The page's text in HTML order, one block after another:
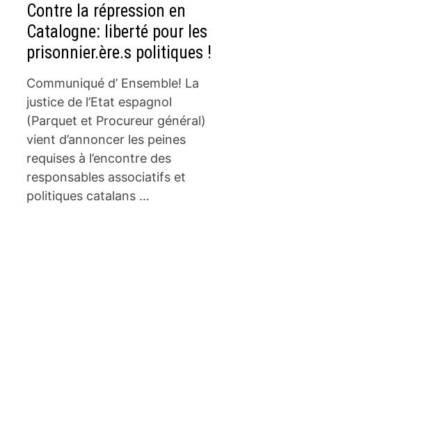
Contre la répression en
Catalogne: liberté pour les
prisonnier.ère.s politiques !
Communiqué d’ Ensemble! La
justice de l’Etat espagnol
(Parquet et Procureur général)
vient d’annoncer les peines
requises à l’encontre des
responsables associatifs et
politiques catalans …